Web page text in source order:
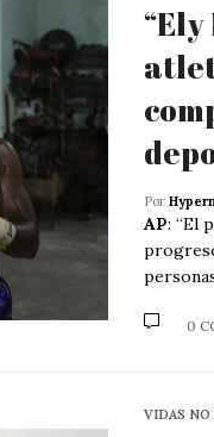
Por
AP: “El
0
VIDAS NO